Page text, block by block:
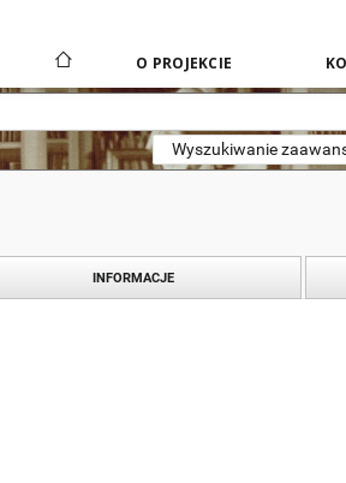
O PROJEKCIE
Wyszukiwanie
INFORMACJE